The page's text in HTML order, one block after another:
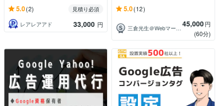
5.0(2)
見積り必須
レアレアアド
33,000 円
5.0(12)
三倉光生＠Webマーケ＆広告専門45,000円
(60分)